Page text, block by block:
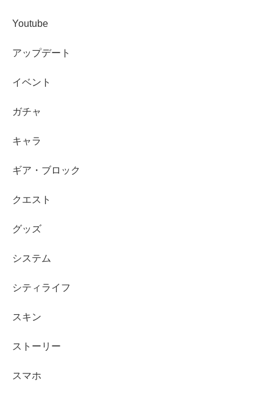
Youtube
アップデート
イベント
ガチャ
キャラ
ギア・ブロック
クエスト
グッズ
システム
シティライフ
スキン
ストーリー
スマホ